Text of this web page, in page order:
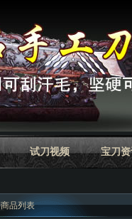
试刀视频 宝刀
商品列表